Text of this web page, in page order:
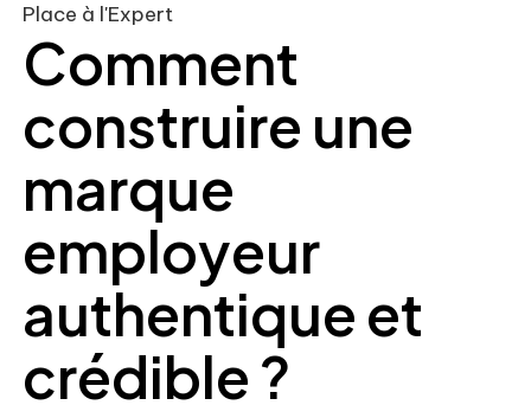
Place à l'Expert
Comment
construire une
marque
employeur
authentique et
crédible ?